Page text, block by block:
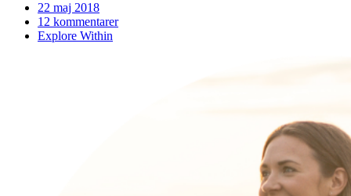
22 maj 2018
12 kommentarer
Explore Within